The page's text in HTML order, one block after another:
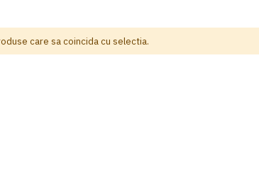
care sa coincida cu selectia.